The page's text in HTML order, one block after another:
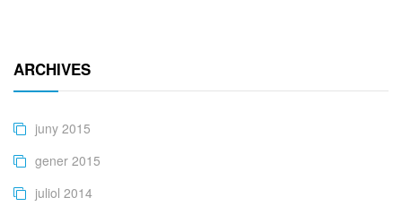
ARCHIVES
juny 2015
gener 2015
juliol 2014